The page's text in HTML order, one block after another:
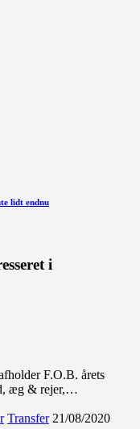
lidt endnu
i
F.O.B. årets
æg & rejer,…
Transfer 21/08/2020